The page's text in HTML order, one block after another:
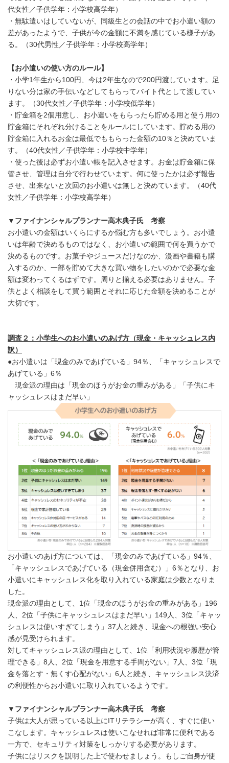
代女性／子供学年：小学校高学年）
・無駄遣いはしていないが、同級生との会話の中でお小遣い額の
差があったようで、子供が今の金額に不満を感じている様子があ
る。（30代男性／子供学年：小学校高学年）
【お小遣いの使い方のルール】
・小学1年生から100円、今は2年生なので200円渡しています。足
りない分は家の手伝いなどしてもらってバイト代として渡してい
ます。（30代女性／子供学年：小学校低学年）
・貯金箱を2個用意し、お小遣いをもらったら貯める用と使う用の
貯金箱にそれぞれ分けることをルールにしています。貯める用の
貯金箱に入れるお金は最低でももらった金額の10％と決めていま
す。（40代女性／子供学年：小学校中学年）
・使った後は必ずお小遣い帳を記入させます。お金は貯金箱に保
管させ、管理は自分で行わせています。何に使ったかは必ず報告
させ、出来ないと次回のお小遣いは無しと決めています。（40代
女性／子供学年：小学校高学年）
▼ ファイナンシャルプランナー高木典子氏 考察
お小遣いの金額はいくらにするか悩む方も多いでしょう。お小遣
いは年齢で決めるものではなく、お小遣いの範囲で何を買うかで
決めるものです。お菓子やジュースだけなのか、漫画や書籍も購
入するのか、一部を貯めて大きな買い物をしたいのかで必要な金
額は変わってくるはずです。周りと揃える必要はありません。子
供とよく相談をして買う範囲とそれに応じた金額を決めることが
大切です。
調査２：小学生へのお小遣いのあげ方（現金・キャッシュレス内
訳）
●お小遣いは「現金のみであげている」94％、「キャッシュレスで
あげている」6％
現金派の理由は「現金のほうがお金の重みがある」「子供にキ
ャッシュレスはまだ早い」
お小遣いのあげ方については、「現金のみであげている」94％、
「キャッシュレスであげている（現金併用含む）」6％となり、お
小遣いにキャッシュレス化を取り入れている家庭は少数となりま
した。
現金派の理由として、1位「現金のほうがお金の重みがある」196
人、2位「子供にキャッシュレスはまだ早い」149人、3位「キャッ
シュレスは使いすぎてしまう」37人と続き、現金への根強い安心
感が見受けられます。
対してキャッシュレス派の理由として、1位「利用状況や履歴が管
理できる」8人、2位「現金を用意する手間がない」7人、3位「現
金を落とす・無くす心配がない」6人と続き、キャッシュレス決済
の利便性からお小遣いに取り入れているようです。
▼ ファイナンシャルプランナー高木典子氏 考察
子供は大人が思っている以上にITリテラシーが高く、すぐに使い
こなします。キャッシュレスは使いこなせれば非常に便利である
一方で、セキュリティ対策をしっかりする必要があります。
子供にはリスクを説明した上で使わせましょう。もしご自身が使